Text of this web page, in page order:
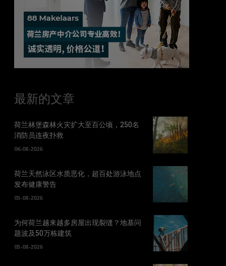
最新的文章
荷兰林堡森林火灾扩大至百公顷，250名
消防员连夜扑救
06-08-2026
荷兰天然泳区水质恶化，超百处游泳地点
发布健康警告
05-08-2026
为何荷兰越来越多房屋出现裂缝？地基问
题波及50万栋建筑
05-08-2026